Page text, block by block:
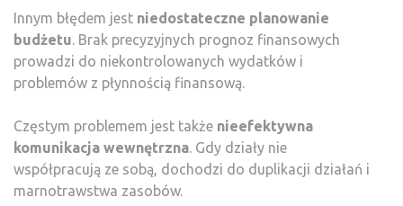
Innym błędem jest niedostateczne planowanie
budżetu. Brak precyzyjnych prognoz finansowych
prowadzi do niekontrolowanych wydatków i
problemów z płynnością finansową.
Częstym problemem jest także nieefektywna
komunikacja wewnętrzna. Gdy działy nie
współpracują ze sobą, dochodzi do duplikacji działań i
marnotrawstwa zasobów.